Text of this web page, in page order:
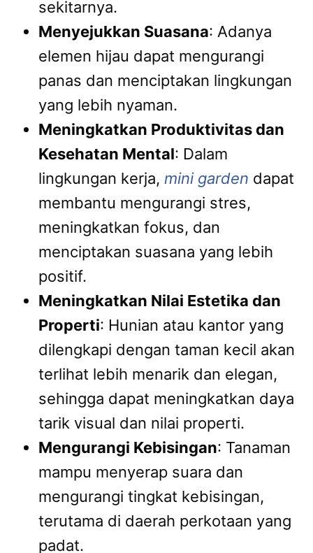
sekitarnya.
Menyejukkan Suasana: Adanya
elemen hijau dapat mengurangi
panas dan menciptakan lingkungan
yang lebih nyaman.
Meningkatkan Produktivitas dan
Kesehatan Mental: Dalam
lingkungan kerja, mini garden dapat
membantu mengurangi stres,
meningkatkan fokus, dan
menciptakan suasana yang lebih
positif.
Meningkatkan Nilai Estetika dan
Properti: Hunian atau kantor yang
dilengkapi dengan taman kecil akan
terlihat lebih menarik dan elegan,
sehingga dapat meningkatkan daya
tarik visual dan nilai properti.
Mengurangi Kebisingan: Tanaman
mampu menyerap suara dan
mengurangi tingkat kebisingan,
terutama di daerah perkotaan yang
padat.